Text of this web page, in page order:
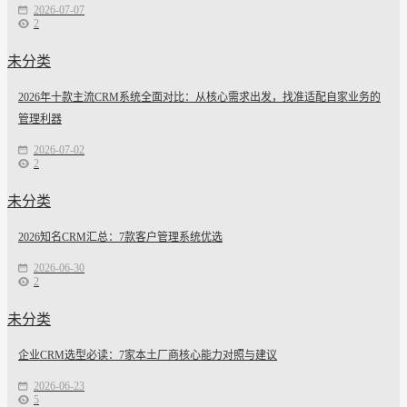
2026-07-07
2
未分类
2026年十款主流CRM系统全面对比：从核心需求出发，找准适配自家业务的
管理利器
2026-07-02
2
未分类
2026知名CRM汇总：7款客户管理系统优选
2026-06-30
2
未分类
企业CRM选型必读：7家本土厂商核心能力对照与建议
2026-06-23
5